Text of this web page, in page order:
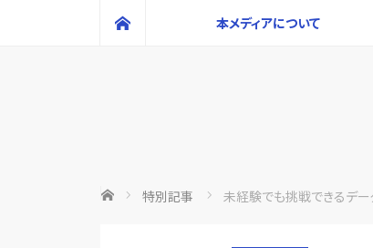
本メディアについて
ホーム 特別記事 未経験でも挑戦できるデ